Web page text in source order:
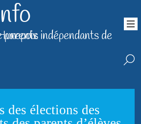
en-Hurepoix
des élections des